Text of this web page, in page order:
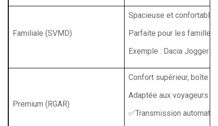
Familiale (SVMD)
Spacieuse et confortable.
Parfaite pour les
Exemple : Dacia Jogger
Premium (RGAR)
Confort supérieur, boîte
Adaptée aux voyageurs
✅Transmission